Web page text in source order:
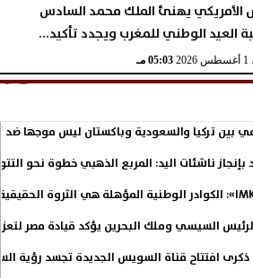
الأمريكي يهنئ الملك محمد السادس
العيد الوطني للمغرب ويجدد تأكيد...
05:03 مـ
بين تركيا والسعودية وباكستان ليس موجها
ناشئات اليد: المربع الذهبي خطوة نحو
السيسي وملك البحرين يؤكد قيادة مصر
ذكرى افتتاح قناة السويس الجديدة تجسد رؤية